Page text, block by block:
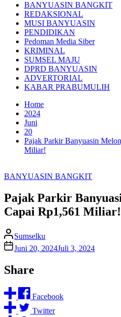
BANYUASIN BANGKIT
REDAKSIONAL
MUSI BANYUASIN
PENDIDIKAN
Pedoman Media Siber
KRIMINAL
SUMSEL MAJU
DPRD BANYUASIN
ADVERTORIAL
KABAR PRABUMULIH
Home
2024
Juni
20
Pajak Parkir Banyuasin
Miliar!
BANYUASIN BANGKIT
Pajak Parkir
Capai Rp1,561 Miliar!
Sumselku
Juni 20, 2024Juli 3, 2024
Share
Facebook
Twitter